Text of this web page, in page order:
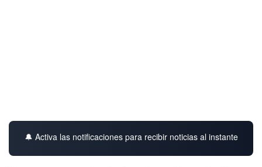
🔔 Activa las notificaciones para recibir noticias al instante